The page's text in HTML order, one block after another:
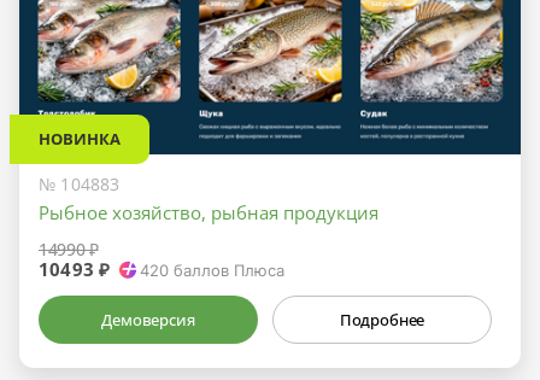
НОВИНКА
№ 104883
Рыбное хозяйство, рыбная продукция
14990 ₽
10493 ₽ 420 баллов Плюса
Демоверсия Подробнее